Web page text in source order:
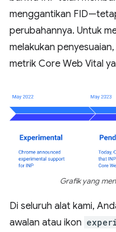
menggantikan
perubahannya. Untuk
melakukan
metrik Core Web Vital
Grafik yang
Di seluruh alat kami,
awalan atau ikon